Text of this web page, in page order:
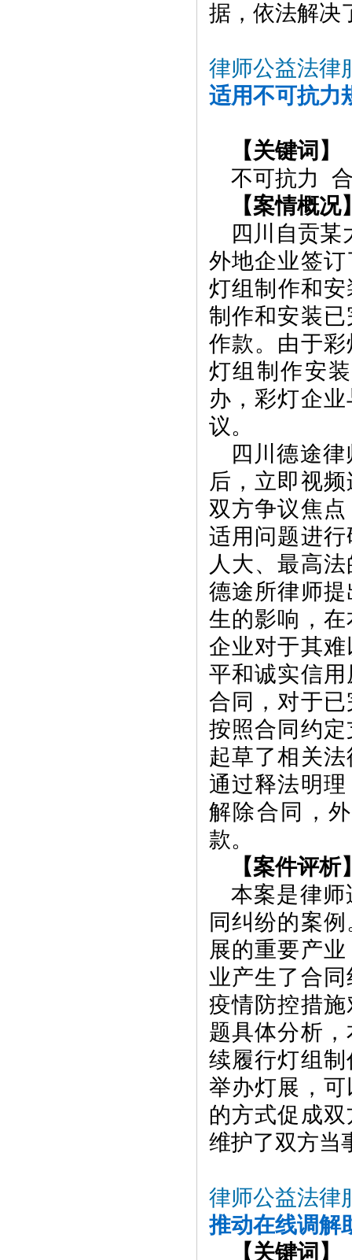
据，依法解决
律师公益法律
适用不可抗力
【关键词】
不可抗力
【案情概况
四川自贡某
外地企业签
灯组制作和
制作和安装
作款。由于
灯组制作安
办，彩灯企
议。
四川德途
后，立即视
双方争议焦
适用问题进
人大、最高
德途所律师
生的影响，
企业对于其
平和诚实信
合同，对于
按照合同约
起草了相关
通过释法明
解除合同，
款。
【案件评析
本案是律
同纠纷的案
展的重要产
业产生了合
疫情防控措
题具体分析
续履行灯组
举办灯展，
的方式促成
维护了双方当
律师公益法律
推动在线调解
【关键词】